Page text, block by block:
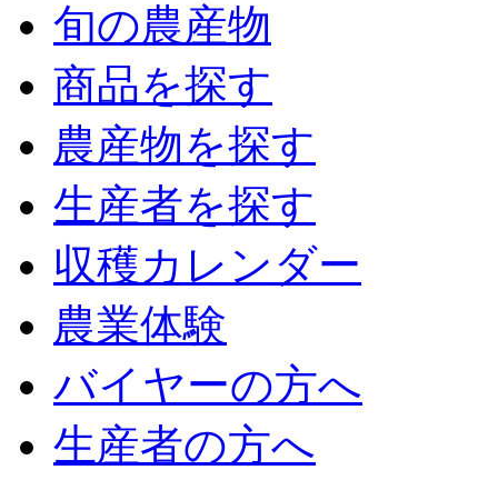
旬の農産物
商品を探す
農産物を探す
生産者を探す
収穫カレンダー
農業体験
バイヤーの方へ
生産者の方へ